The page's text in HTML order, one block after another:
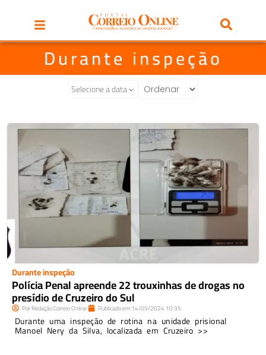
Durante inspeção
Selecione a data
Durante inspeção
Polícia Penal apreende 22 trouxinhas de drogas no
presídio de Cruzeiro do Sul
PorRedação Correio Online Publicado em14/05/2024 10:35
Durante uma inspeção de rotina na unidade prisional
Manoel Nery da Silva, localizada em Cruzeiro >>